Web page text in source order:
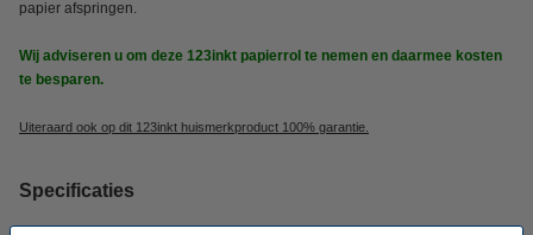
papier afspringen.
Wij adviseren u om deze 123inkt papierrol te nemen en daarmee kosten
te besparen.
Uiteraard ook op dit 123inkt huismerkproduct 100% garantie.
Specificaties